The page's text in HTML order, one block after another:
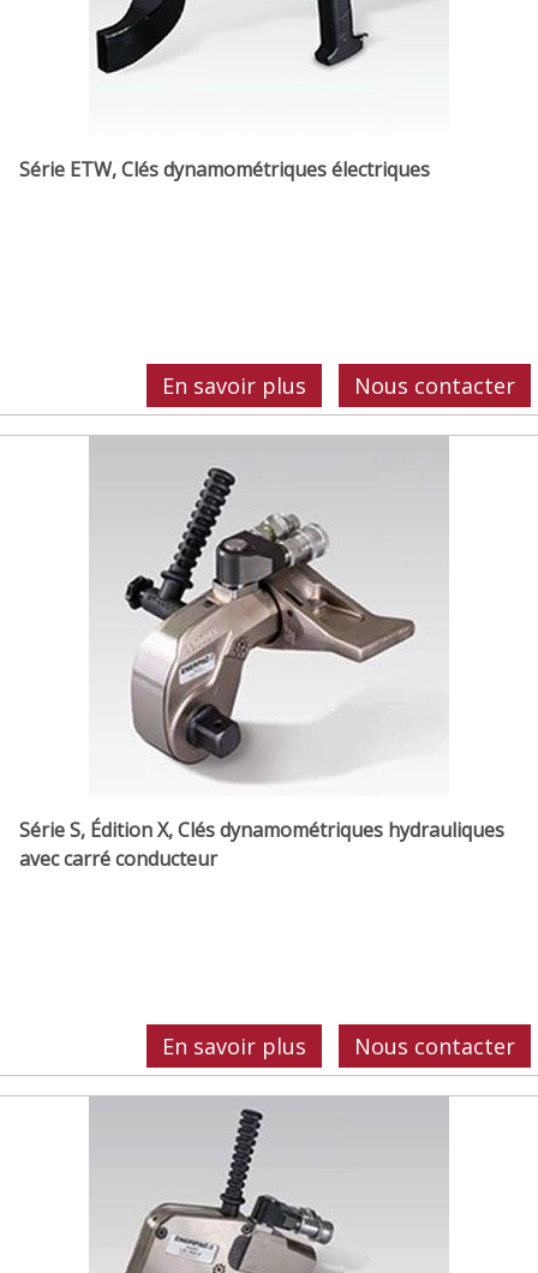
Série ETW, Clés dynamométriques électriques
Nous contacter
En savoir plus
Série S, Édition X, Clés dynamométriques hydrauliques
avec carré conducteur
Nous contacter
En savoir plus